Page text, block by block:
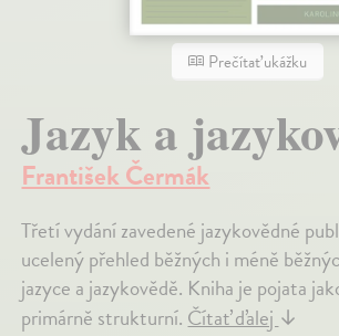
Prečítať ukážku
Jazyk a
František Čermák
Třetí vydání zavedené jazykovědné
ucelený přehled běžných i méně
jazyce a jazykovědě. Kniha je pojata
primárně strukturní.Čítať ďalej↓